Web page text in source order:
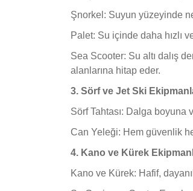
Şnorkel: Suyun yüzeyinde
Palet: Su içinde daha hızlı
Sea Scooter: Su altı dalış
alanlarına hitap eder.
3. Sörf ve Jet Ski
Sörf Tahtası: Dalga
Can Yeleği: Hem güvenlik
4. Kano ve Kürek
Kano ve Kürek: Hafif,